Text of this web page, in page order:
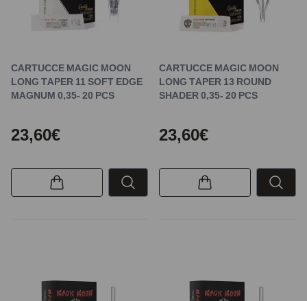
CARTUCCE MAGIC MOON
LONG TAPER 11 SOFT EDGE
MAGNUM 0,35- 20 PCS
23,60€
CARTUCCE MAGIC MOON
LONG TAPER 13 ROUND
SHADER 0,35- 20 PCS
23,60€